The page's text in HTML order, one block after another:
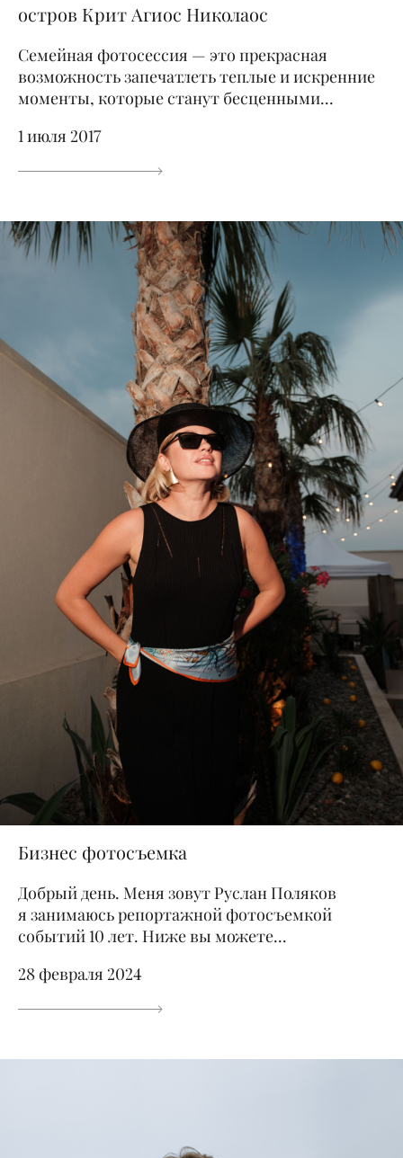
остров Крит Агиос Николаос
Семейная фотосессия — это прекрасная
возможность запечатлеть теплые и искренние
моменты, которые станут бесценными...
1 июля 2017
Бизнес фотосъемка
Добрый день. Меня зовут Руслан Поляков
я занимаюсь репортажной фотосъемкой
событий 10 лет. Ниже вы можете...
28 февраля 2024